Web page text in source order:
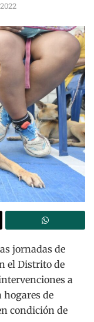
jornadas de
el Distrito de
a
hogares de
condición de